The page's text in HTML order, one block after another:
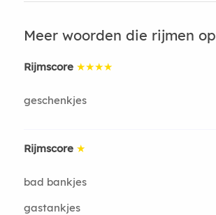
Meer woorden die rijmen op
Rijmscore ★★★★
geschenkjes
Rijmscore ★
bad bankjes
gastankjes